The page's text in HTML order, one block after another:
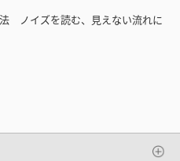
ノイズを読む、見えない流れに